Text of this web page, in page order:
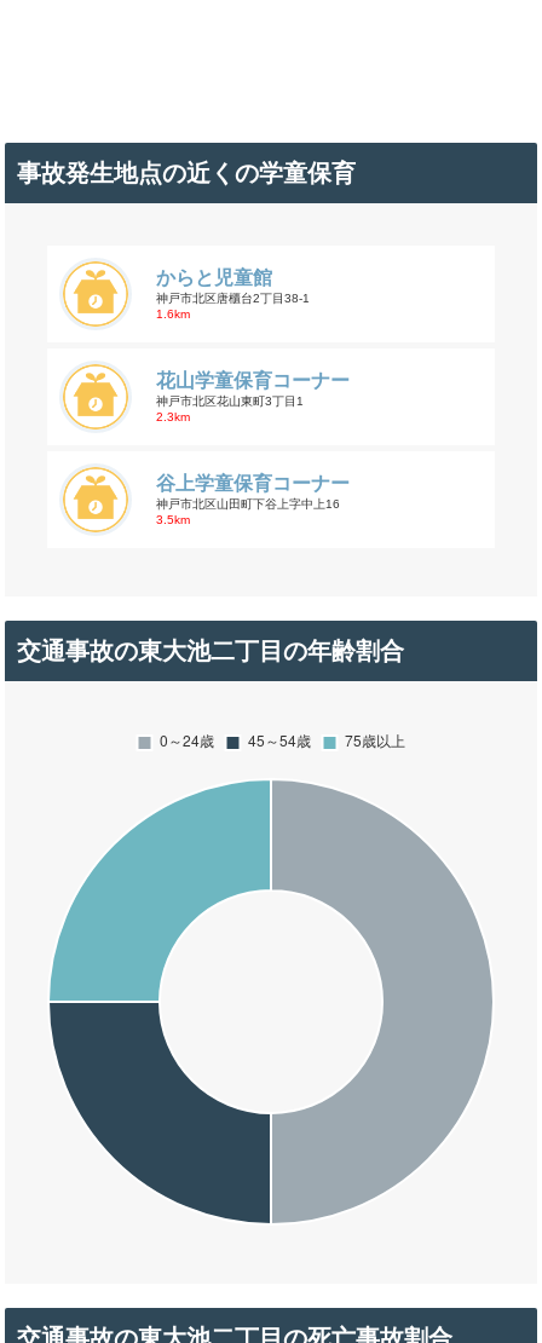
事故発生地点の近くの学童保育
からと児童館
神戸市北区唐櫃台2丁目38-1
1.6km
花山学童保育コーナー
神戸市北区花山東町3丁目1
2.3km
谷上学童保育コーナー
神戸市北区山田町下谷上字中上16
3.5km
交通事故の東大池二丁目の年齢割合